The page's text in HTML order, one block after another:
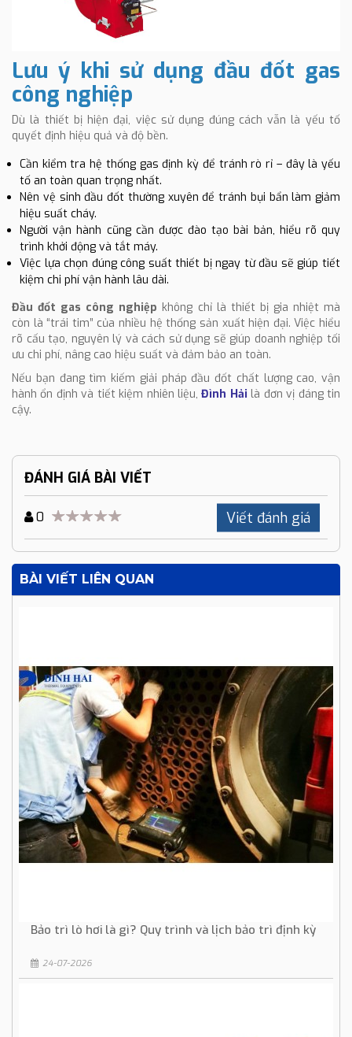
Lưu ý khi sử dụng đầu đốt gas
công nghiệp
Dù là thiết bị hiện đại, việc sử dụng đúng cách vẫn là yếu tố
quyết định hiệu quả và độ bền.
Cần kiểm tra hệ thống gas định kỳ để tránh rò rỉ – đây là yếu
tố an toàn quan trọng nhất.
Nên vệ sinh đầu đốt thường xuyên để tránh bụi bẩn làm giảm
hiệu suất cháy.
Người vận hành cũng cần được đào tạo bài bản, hiểu rõ quy
trình khởi động và tắt máy.
Việc lựa chọn đúng công suất thiết bị ngay từ đầu sẽ giúp tiết
kiệm chi phí vận hành lâu dài.
Đầu đốt gas công nghiệp không chỉ là thiết bị gia nhiệt mà
còn là “trái tim” của nhiều hệ thống sản xuất hiện đại. Việc hiểu
rõ cấu tạo, nguyên lý và cách sử dụng sẽ giúp doanh nghiệp tối
ưu chi phí, nâng cao hiệu suất và đảm bảo an toàn.
Nếu bạn đang tìm kiếm giải pháp đầu đốt chất lượng cao, vận
hành ổn định và tiết kiệm nhiên liệu,Đình Hải là đơn vị đáng tin
cậy.
ĐÁNH GIÁ BÀI VIẾT
0 Viết đánh giá
BÀI VIẾT LIÊN QUAN
Bảo trì lò hơi là gì? Quy trình và lịch bảo trì định kỳ
24-07-2026